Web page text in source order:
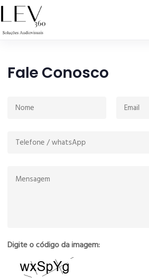
Fale Conosco
Digite o código da imagem: